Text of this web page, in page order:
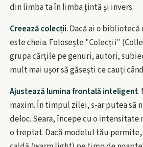
din limba ta în limba țintă și invers.
Creează colecții. Dacă ai o bibliotecă
este cheia. Folosește "Colecții"
grupa cărțile pe genuri, autori,
mult mai ușor să găsești ce cauți
Ajustează lumina frontală inteligent.
maxim. În timpul zilei, s-ar putea să
deloc. Seara, începe cu o intensitate
o treptat. Dacă modelul tău